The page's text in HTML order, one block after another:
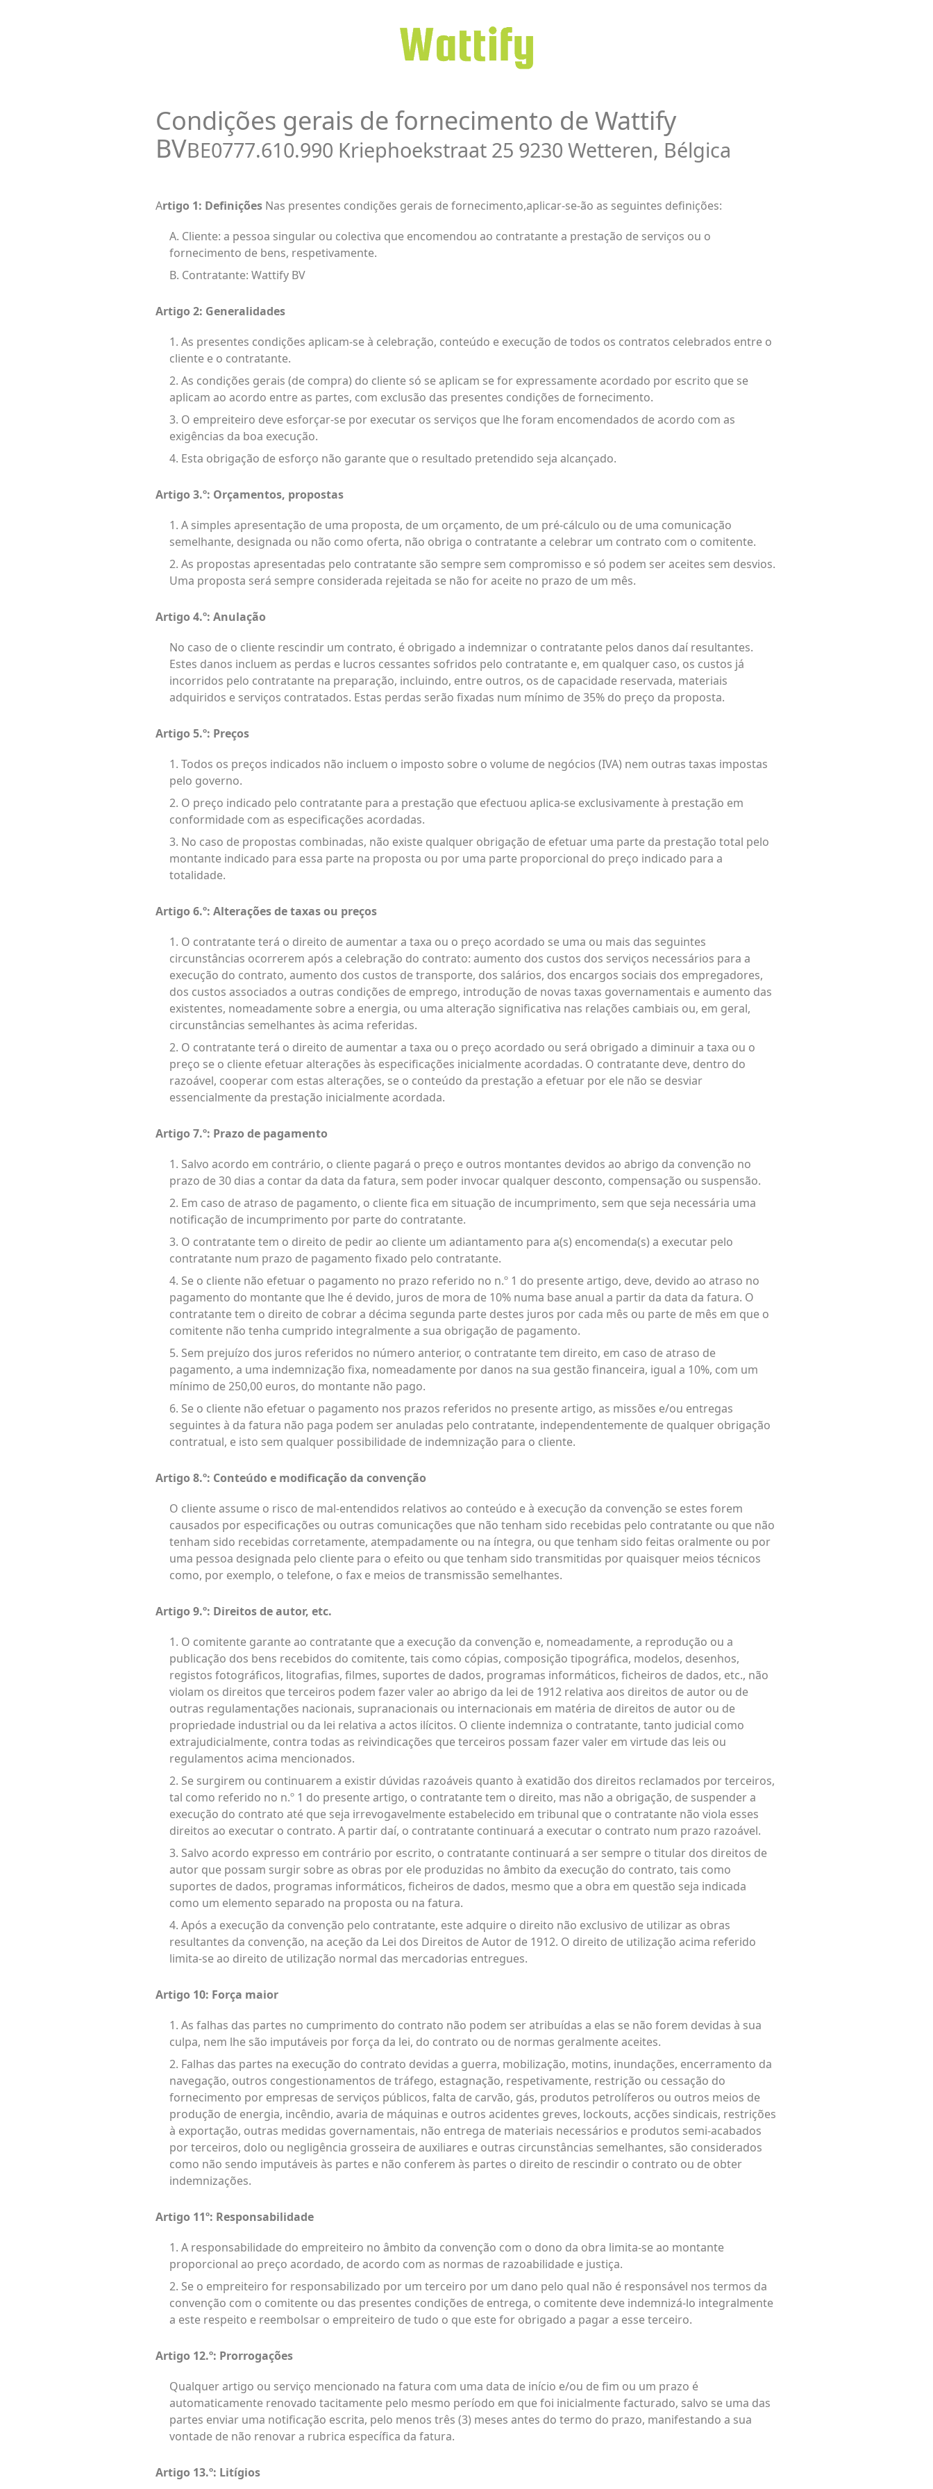
Condições gerais de fornecimento de Wattify
BVBE0777.610.990 Kriephoekstraat 25 9230 Wetteren, Bélgica
Artigo 1: Definições Nas presentes condições gerais de fornecimento,aplicar-se-ão as seguintes definições:
A. Cliente: a pessoa singular ou colectiva que encomendou ao contratante a prestação de serviços ou o
fornecimento de bens, respetivamente.
B. Contratante: Wattify BV
Artigo 2: Generalidades
1. As presentes condições aplicam-se à celebração, conteúdo e execução de todos os contratos celebrados entre o
cliente e o contratante.
2. As condições gerais (de compra) do cliente só se aplicam se for expressamente acordado por escrito que se
aplicam ao acordo entre as partes, com exclusão das presentes condições de fornecimento.
3. O empreiteiro deve esforçar-se por executar os serviços que lhe foram encomendados de acordo com as
exigências da boa execução.
4. Esta obrigação de esforço não garante que o resultado pretendido seja alcançado.
Artigo 3.º: Orçamentos, propostas
1. A simples apresentação de uma proposta, de um orçamento, de um pré-cálculo ou de uma comunicação
semelhante, designada ou não como oferta, não obriga o contratante a celebrar um contrato com o comitente.
2. As propostas apresentadas pelo contratante são sempre sem compromisso e só podem ser aceites sem desvios.
Uma proposta será sempre considerada rejeitada se não for aceite no prazo de um mês.
Artigo 4.º: Anulação
No caso de o cliente rescindir um contrato, é obrigado a indemnizar o contratante pelos danos daí resultantes.
Estes danos incluem as perdas e lucros cessantes sofridos pelo contratante e, em qualquer caso, os custos já
incorridos pelo contratante na preparação, incluindo, entre outros, os de capacidade reservada, materiais
adquiridos e serviços contratados. Estas perdas serão fixadas num mínimo de 35% do preço da proposta.
Artigo 5.º: Preços
1. Todos os preços indicados não incluem o imposto sobre o volume de negócios (IVA) nem outras taxas impostas
pelo governo.
2. O preço indicado pelo contratante para a prestação que efectuou aplica-se exclusivamente à prestação em
conformidade com as especificações acordadas.
3. No caso de propostas combinadas, não existe qualquer obrigação de efetuar uma parte da prestação total pelo
montante indicado para essa parte na proposta ou por uma parte proporcional do preço indicado para a
totalidade.
Artigo 6.º: Alterações de taxas ou preços
1. O contratante terá o direito de aumentar a taxa ou o preço acordado se uma ou mais das seguintes
circunstâncias ocorrerem após a celebração do contrato: aumento dos custos dos serviços necessários para a
execução do contrato, aumento dos custos de transporte, dos salários, dos encargos sociais dos empregadores,
dos custos associados a outras condições de emprego, introdução de novas taxas governamentais e aumento das
existentes, nomeadamente sobre a energia, ou uma alteração significativa nas relações cambiais ou, em geral,
circunstâncias semelhantes às acima referidas.
2. O contratante terá o direito de aumentar a taxa ou o preço acordado ou será obrigado a diminuir a taxa ou o
preço se o cliente efetuar alterações às especificações inicialmente acordadas. O contratante deve, dentro do
razoável, cooperar com estas alterações, se o conteúdo da prestação a efetuar por ele não se desviar
essencialmente da prestação inicialmente acordada.
Artigo 7.º: Prazo de pagamento
1. Salvo acordo em contrário, o cliente pagará o preço e outros montantes devidos ao abrigo da convenção no
prazo de 30 dias a contar da data da fatura, sem poder invocar qualquer desconto, compensação ou suspensão.
2. Em caso de atraso de pagamento, o cliente fica em situação de incumprimento, sem que seja necessária uma
notificação de incumprimento por parte do contratante.
3. O contratante tem o direito de pedir ao cliente um adiantamento para a(s) encomenda(s) a executar pelo
contratante num prazo de pagamento fixado pelo contratante.
4. Se o cliente não efetuar o pagamento no prazo referido no n.º 1 do presente artigo, deve, devido ao atraso no
pagamento do montante que lhe é devido, juros de mora de 10% numa base anual a partir da data da fatura. O
contratante tem o direito de cobrar a décima segunda parte destes juros por cada mês ou parte de mês em que o
comitente não tenha cumprido integralmente a sua obrigação de pagamento.
5. Sem prejuízo dos juros referidos no número anterior, o contratante tem direito, em caso de atraso de
pagamento, a uma indemnização fixa, nomeadamente por danos na sua gestão financeira, igual a 10%, com um
mínimo de 250,00 euros, do montante não pago.
6. Se o cliente não efetuar o pagamento nos prazos referidos no presente artigo, as missões e/ou entregas
seguintes à da fatura não paga podem ser anuladas pelo contratante, independentemente de qualquer obrigação
contratual, e isto sem qualquer possibilidade de indemnização para o cliente.
Artigo 8.º: Conteúdo e modificação da convenção
O cliente assume o risco de mal-entendidos relativos ao conteúdo e à execução da convenção se estes forem
causados por especificações ou outras comunicações que não tenham sido recebidas pelo contratante ou que não
tenham sido recebidas corretamente, atempadamente ou na íntegra, ou que tenham sido feitas oralmente ou por
uma pessoa designada pelo cliente para o efeito ou que tenham sido transmitidas por quaisquer meios técnicos
como, por exemplo, o telefone, o fax e meios de transmissão semelhantes.
Artigo 9.º: Direitos de autor, etc.
1. O comitente garante ao contratante que a execução da convenção e, nomeadamente, a reprodução ou a
publicação dos bens recebidos do comitente, tais como cópias, composição tipográfica, modelos, desenhos,
registos fotográficos, litografias, filmes, suportes de dados, programas informáticos, ficheiros de dados, etc., não
violam os direitos que terceiros podem fazer valer ao abrigo da lei de 1912 relativa aos direitos de autor ou de
outras regulamentações nacionais, supranacionais ou internacionais em matéria de direitos de autor ou de
propriedade industrial ou da lei relativa a actos ilícitos. O cliente indemniza o contratante, tanto judicial como
extrajudicialmente, contra todas as reivindicações que terceiros possam fazer valer em virtude das leis ou
regulamentos acima mencionados.
2. Se surgirem ou continuarem a existir dúvidas razoáveis quanto à exatidão dos direitos reclamados por terceiros,
tal como referido no n.º 1 do presente artigo, o contratante tem o direito, mas não a obrigação, de suspender a
execução do contrato até que seja irrevogavelmente estabelecido em tribunal que o contratante não viola esses
direitos ao executar o contrato. A partir daí, o contratante continuará a executar o contrato num prazo razoável.
3. Salvo acordo expresso em contrário por escrito, o contratante continuará a ser sempre o titular dos direitos de
autor que possam surgir sobre as obras por ele produzidas no âmbito da execução do contrato, tais como
suportes de dados, programas informáticos, ficheiros de dados, mesmo que a obra em questão seja indicada
como um elemento separado na proposta ou na fatura.
4. Após a execução da convenção pelo contratante, este adquire o direito não exclusivo de utilizar as obras
resultantes da convenção, na aceção da Lei dos Direitos de Autor de 1912. O direito de utilização acima referido
limita-se ao direito de utilização normal das mercadorias entregues.
Artigo 10: Força maior
1. As falhas das partes no cumprimento do contrato não podem ser atribuídas a elas se não forem devidas à sua
culpa, nem lhe são imputáveis por força da lei, do contrato ou de normas geralmente aceites.
2. Falhas das partes na execução do contrato devidas a guerra, mobilização, motins, inundações, encerramento da
navegação, outros congestionamentos de tráfego, estagnação, respetivamente, restrição ou cessação do
fornecimento por empresas de serviços públicos, falta de carvão, gás, produtos petrolíferos ou outros meios de
produção de energia, incêndio, avaria de máquinas e outros acidentes greves, lockouts, acções sindicais, restrições
à exportação, outras medidas governamentais, não entrega de materiais necessários e produtos semi-acabados
por terceiros, dolo ou negligência grosseira de auxiliares e outras circunstâncias semelhantes, são considerados
como não sendo imputáveis às partes e não conferem às partes o direito de rescindir o contrato ou de obter
indemnizações.
Artigo 11º: Responsabilidade
1. A responsabilidade do empreiteiro no âmbito da convenção com o dono da obra limita-se ao montante
proporcional ao preço acordado, de acordo com as normas de razoabilidade e justiça.
2. Se o empreiteiro for responsabilizado por um terceiro por um dano pelo qual não é responsável nos termos da
convenção com o comitente ou das presentes condições de entrega, o comitente deve indemnizá-lo integralmente
a este respeito e reembolsar o empreiteiro de tudo o que este for obrigado a pagar a esse terceiro.
Artigo 12.º: Prorrogações
Qualquer artigo ou serviço mencionado na fatura com uma data de início e/ou de fim ou um prazo é
automaticamente renovado tacitamente pelo mesmo período em que foi inicialmente facturado, salvo se uma das
partes enviar uma notificação escrita, pelo menos três (3) meses antes do termo do prazo, manifestando a sua
vontade de não renovar a rubrica específica da fatura.
Artigo 13.º: Litígios